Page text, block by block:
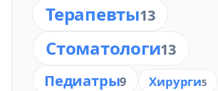
Терапевты13
Стоматологи13
Педиатры9 Хирурги5